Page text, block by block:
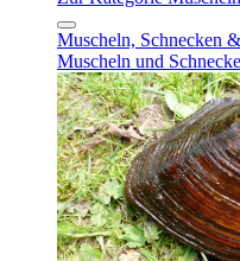
Muscheln, Schnecken
Muscheln und